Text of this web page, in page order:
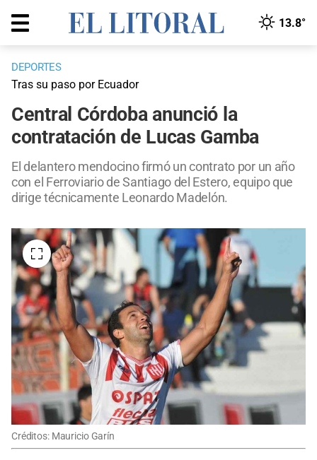
13.8°
DEPORTES
Tras su paso por Ecuador
Central Córdoba anunció la
contratación de Lucas Gamba
El delantero mendocino firmó un contrato por un año
con el Ferroviario de Santiago del Estero, equipo que
dirige técnicamente Leonardo Madelón.
Créditos: Mauricio Garín